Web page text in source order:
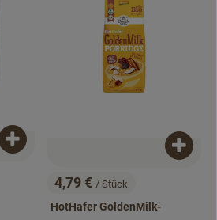
Produkt zum Warenkorb hinzufügen
, Preis:
4,79 € / Stück
HotHafer GoldenMilk-